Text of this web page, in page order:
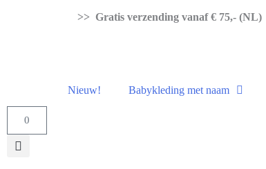
>> Gratis verzending vanaf € 75,- (NL)
Nieuw! Babykleding met naam
0